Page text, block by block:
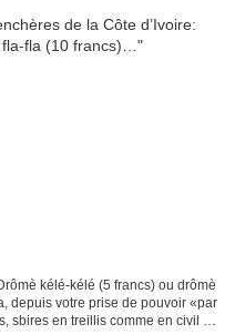
kélé-kélé (5 francs) ou drômè
depuis votre prise de pouvoir «par
sbires en treillis comme en civil et